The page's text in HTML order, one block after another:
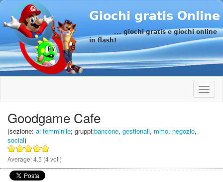
Giochi gratis Online
... giochi gratis e giochi online
in flash!
Toggle
Goodgame Cafe
(sezione: al femminile; gruppi:bancone, gestionali, mmo, negozio,
social)
Average:4.5 (4voti)